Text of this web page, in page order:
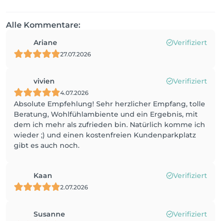
Alle Kommentare:
Ariane Verifiziert
27.07.2026
vivien Verifiziert
4.07.2026
Absolute Empfehlung! Sehr herzlicher Empfang, tolle
Beratung, Wohlfühlambiente und ein Ergebnis, mit
dem ich mehr als zufrieden bin. Natürlich komme ich
wieder ;) und einen kostenfreien Kundenparkplatz
gibt es auch noch.
Kaan Verifiziert
2.07.2026
Susanne Verifiziert